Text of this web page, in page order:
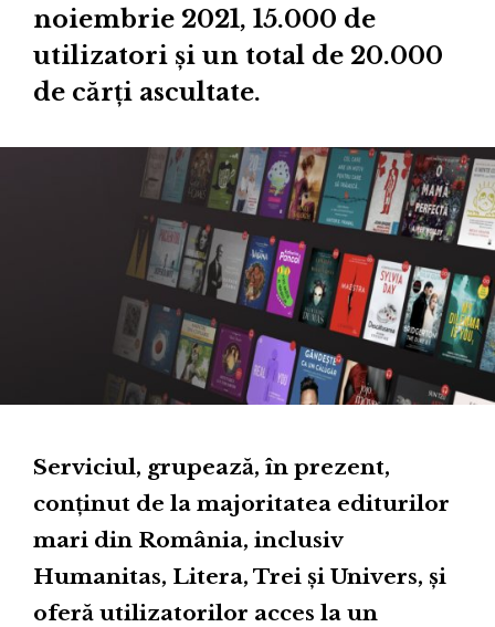
noiembrie 2021, 15.000 de
utilizatori și un total de 20.000
de cărți ascultate.
Serviciul, grupează, în prezent,
conținut de la majoritatea editurilor
mari din România, inclusiv
Humanitas, Litera, Trei și Univers, și
oferă utilizatorilor acces la un